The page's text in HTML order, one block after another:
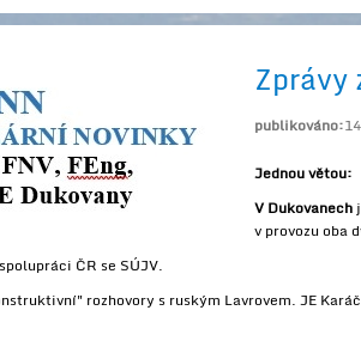
Zprávy
publikováno:
Jednou
V Dukovanech
v provozu oba
ČR se SÚJV.
rozhovory s ruským Lavrovem. JE